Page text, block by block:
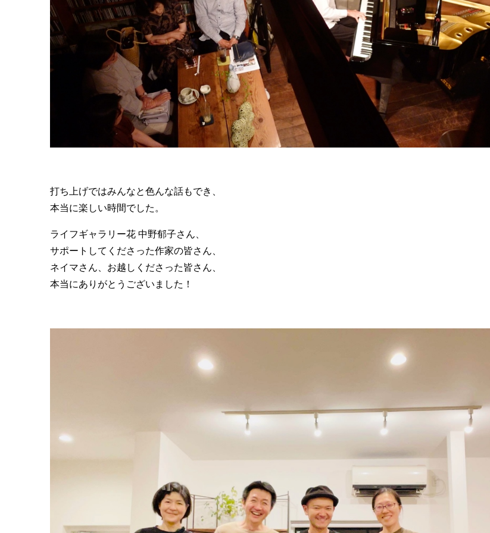
打ち上げではみんなと色んな話もでき、
本当に楽しい時間でした。
ライフギャラリー花 中野郁子さん、
サポートしてくださった作家の皆さん、
ネイマさん、お越しくださった皆さん、
本当にありがとうございました！